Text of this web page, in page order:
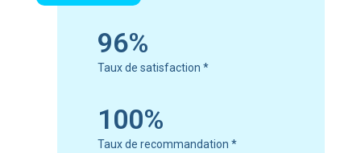
96%
Taux de satisfaction *
100%
Taux de recommandation *